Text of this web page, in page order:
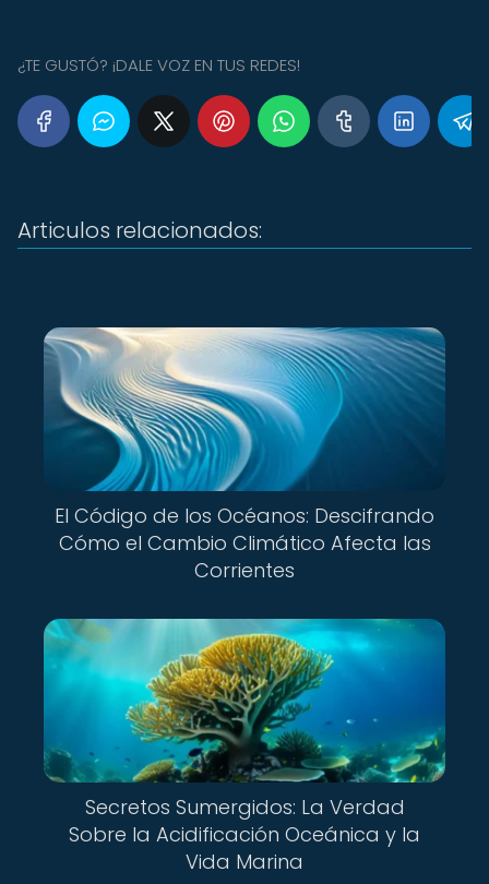
¿TE GUSTÓ? ¡DALE VOZ EN TUS REDES!
Articulos relacionados:
El Código de los Océanos: Descifrando
Cómo el Cambio Climático Afecta las
Corrientes
Secretos Sumergidos: La Verdad
Sobre la Acidificación Oceánica y la
Vida Marina